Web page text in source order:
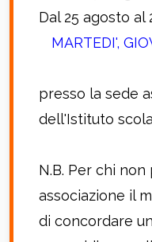
Dal 25 agosto
MARTEDI',
presso la sede
dell'Istituto
N.B. Per chi
associazione il
di concordare